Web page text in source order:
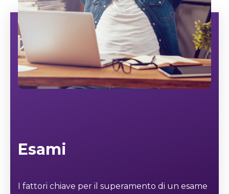
Esami
I fattori chiave per il superamento di un esame